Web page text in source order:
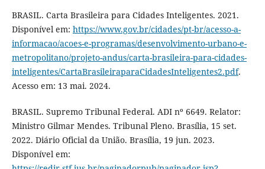
BRASIL. Carta Brasileira para Cidades Inteligentes. 2021.
Disponível em: https://www.gov.br/cidades/pt-br/acesso-a-
informacao/acoes-e-programas/desenvolvimento-urbano-e-
metropolitano/projeto-andus/carta-brasileira-para-cidades-
inteligentes/CartaBrasileiraparaCidadesInteligentes2.pdf.
Acesso em: 13 mai. 2024.
BRASIL. Supremo Tribunal Federal. ADI nº 6649. Relator:
Ministro Gilmar Mendes. Tribunal Pleno. Brasília, 15 set.
2022. Diário Oficial da União. Brasília, 19 jun. 2023.
Disponível em: